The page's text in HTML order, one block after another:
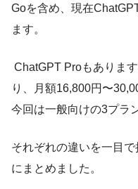
Goを含め、現在
ます。
ChatGPT Proもありま
り、月額16,800円〜
今回は一般向けの3プラ
それぞれの違いを一目
にまとめました。